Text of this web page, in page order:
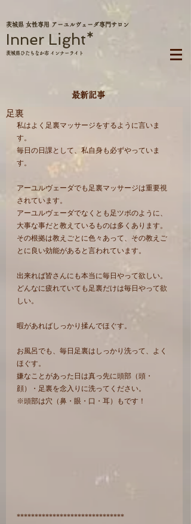
茨城県 女性専用 アーユルヴェーダ専門サロン
Inner Light*
茨城県ひたちなか市 インナーライト
最新記事
足裏
私はよく足裏マッサージをするように言いま
す。
毎日の日課として、私自身も必ずやっていま
す。
アーユルヴェーダでも足裏マッサージは重要視
されています。
アーユルヴェーダでなくとも足ツボのように、
大事な事だと教えているものは多くあります。
その根拠は教えごとに色々あって、その教えご
とに良い効能があると言われています。
出来れば皆さんにも本当に毎日やって欲しい。
どんなに疲れていても足裏だけは毎日やって欲
しい。
暇があればしっかり揉んでほぐす。
お風呂でも、毎日足裏はしっかり洗って、よく
ほぐす。
嫌なことがあった日は真っ先に頭部（頭・
顔）・足裏を念入りに洗ってください。
※頭部は穴（鼻・眼・口・耳）もです！
******************************